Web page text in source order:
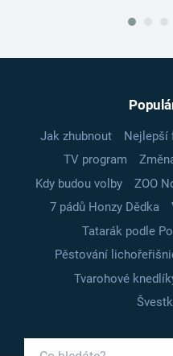
Jak zhubnout Nejlepší
TV program
Kdy budou volby
ZOO
7 pádů Honzy Dědka
Tatarák podle
Pěstování
Tvarohové